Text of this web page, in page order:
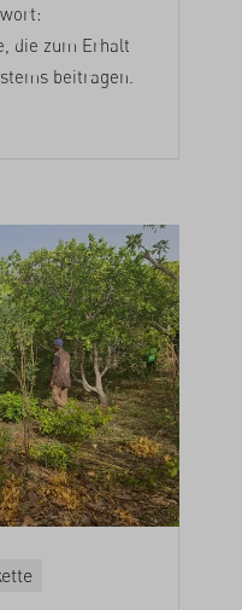
die zum Erhalt
beitragen.